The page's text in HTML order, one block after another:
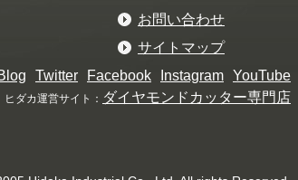
お問い合わせ
サイトマップ
Twitter Facebook Instagram YouTube
ヒダカ運営サイト： ダイヤモンドカッター専門店